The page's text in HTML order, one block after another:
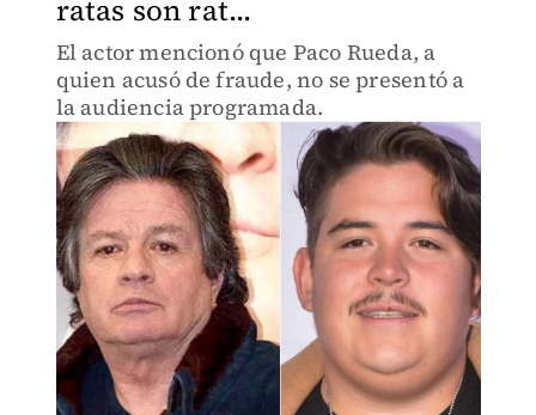
ratas son rat...
El actor mencionó que Paco Rueda, a
quien acusó de fraude, no se presentó a
la audiencia programada.